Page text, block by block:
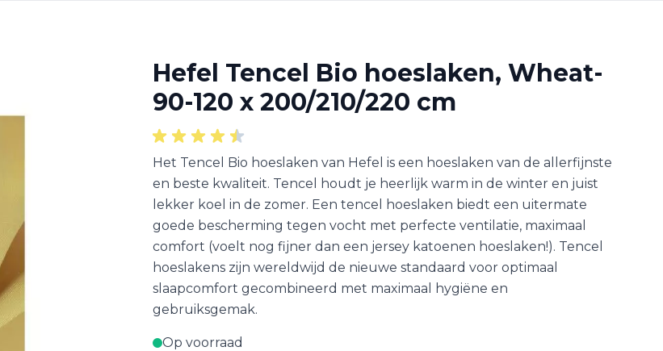
Hefel Tencel Bio hoeslaken, Wheat-
90-120 x 200/210/220 cm
Het Tencel Bio hoeslaken van Hefel is een hoeslaken van de allerfijnste
en beste kwaliteit. Tencel houdt je heerlijk warm in de winter en juist
lekker koel in de zomer. Een tencel hoeslaken biedt een uitermate
goede bescherming tegen vocht met perfecte ventilatie, maximaal
comfort (voelt nog fijner dan een jersey katoenen hoeslaken!). Tencel
hoeslakens zijn wereldwijd de nieuwe standaard voor optimaal
slaapcomfort gecombineerd met maximaal hygiëne en
gebruiksgemak.
Op voorraad